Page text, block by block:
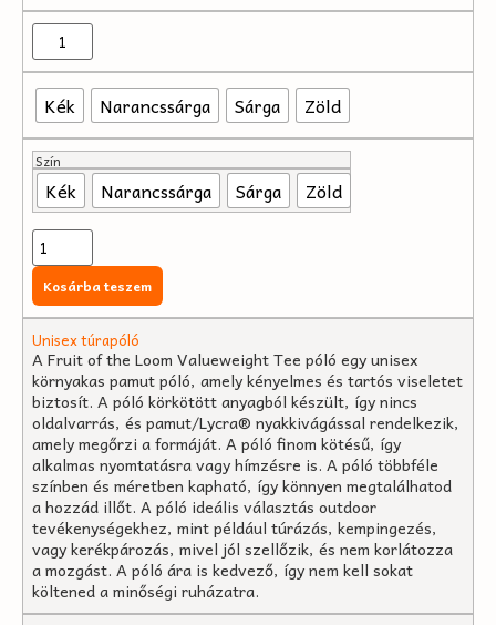
Kék Narancssárga Sárga Zöld
Szín
Kék Narancssárga Sárga Zöld
Kosárba teszem
Unisex túrapóló
A Fruit of the Loom Valueweight Tee póló egy unisex
környakas pamut póló, amely kényelmes és tartós viseletet
biztosít. A póló körkötött anyagból készült, így nincs
oldalvarrás, és pamut/Lycra® nyakkivágással rendelkezik,
amely megőrzi a formáját. A póló finom kötésű, így
alkalmas nyomtatásra vagy hímzésre is. A póló többféle
színben és méretben kapható, így könnyen megtalálhatod
a hozzád illőt. A póló ideális választás outdoor
tevékenységekhez, mint például túrázás, kempingezés,
vagy kerékpározás, mivel jól szellőzik, és nem korlátozza
a mozgást. A póló ára is kedvező, így nem kell sokat
költened a minőségi ruházatra.